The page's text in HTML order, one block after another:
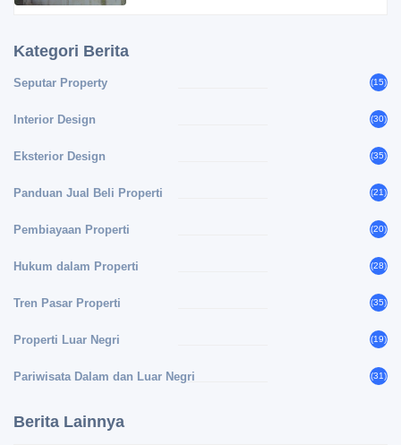
Kategori Berita
Seputar Property (15)
Interior Design (30)
Eksterior Design (35)
Panduan Jual Beli Properti (21)
Pembiayaan Properti (20)
Hukum dalam Properti (28)
Tren Pasar Properti (35)
Properti Luar Negri (19)
Pariwisata Dalam dan Luar Negri (31)
Berita Lainnya